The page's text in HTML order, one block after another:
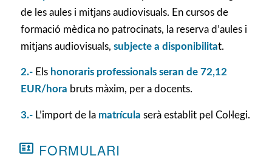
de les aules i mitjans audiovisuals. En cursos de
formació mèdica no patrocinats, la reserva d’aules i
mitjans audiovisuals, subjecte a disponibilitat.
2.-Els honoraris professionals seran de 72,12
EUR/hora bruts màxim, per a docents.
3.-L’import de la matrícula serà establit pel Col·legi.
FORMULARI